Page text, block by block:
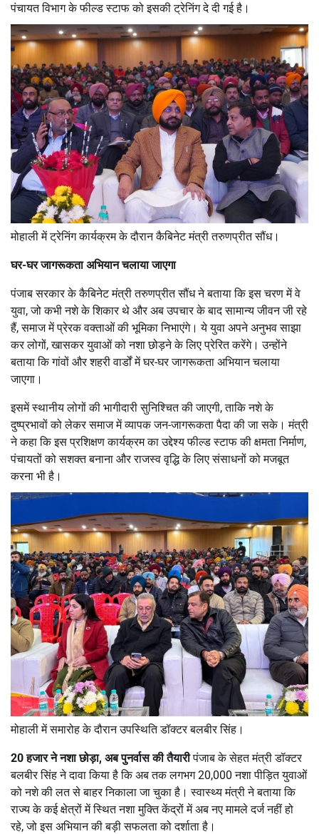
पंचायत विभाग के फील्ड स्टाफ को इसकी ट्रेनिंग दे दी गई है।
मोहाली में ट्रेनिंग कार्यक्रम के दौरान कैबिनेट मंत्री तरुणप्रीत सौंध।
घर-घर जागरूकता अभियान चलाया जाएगा
पंजाब सरकार के कैबिनेट मंत्री तरुणप्रीत सौंध ने बताया कि इस चरण में वे
युवा, जो कभी नशे के शिकार थे और अब उपचार के बाद सामान्य जीवन जी रहे
हैं, समाज में प्रेरक वक्ताओं की भूमिका निभाएंगे। ये युवा अपने अनुभव साझा
कर लोगों, खासकर युवाओं को नशा छोड़ने के लिए प्रेरित करेंगे। उन्होंने
बताया कि गांवों और शहरी वार्डों में घर-घर जागरूकता अभियान चलाया
जाएगा।
इसमें स्थानीय लोगों की भागीदारी सुनिश्चित की जाएगी, ताकि नशे के
दुष्प्रभावों को लेकर समाज में व्यापक जन-जागरूकता पैदा की जा सके। मंत्री
ने कहा कि इस प्रशिक्षण कार्यक्रम का उद्देश्य फील्ड स्टाफ की क्षमता निर्माण,
पंचायतों को सशक्त बनाना और राजस्व वृद्धि के लिए संसाधनों को मजबूत
करना भी है।
मोहाली में समारोह के दौरान उपस्थिति डॉक्टर बलबीर सिंह।
20 हजार ने नशा छोड़ा, अब पुनर्वास की तैयारीपंजाब के सेहत मंत्री डॉक्टर
बलबीर सिंह ने दावा किया है कि अब तक लगभग 20,000 नशा पीड़ित युवाओं
को नशे की लत से बाहर निकाला जा चुका है। स्वास्थ्य मंत्री ने बताया कि
राज्य के कई क्षेत्रों में स्थित नशा मुक्ति केंद्रों में अब नए मामले दर्ज नहीं हो
रहे, जो इस अभियान की बड़ी सफलता को दर्शाता है।